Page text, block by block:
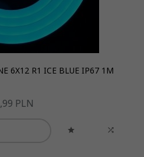
6X12 R1 ICE BLUE IP67 1M
99 PLN